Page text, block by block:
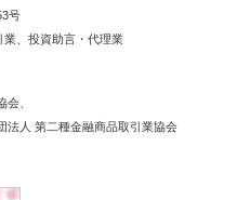
増減する可能性がありま
水準が逆転した場合、ス
に転じる可能性がありま
を行うことができず不測
ます。【各商品共通】シ
り発注、執行等ができず
号
業 投資助言・代理業
会
法人 第二種金融商品取引業協会